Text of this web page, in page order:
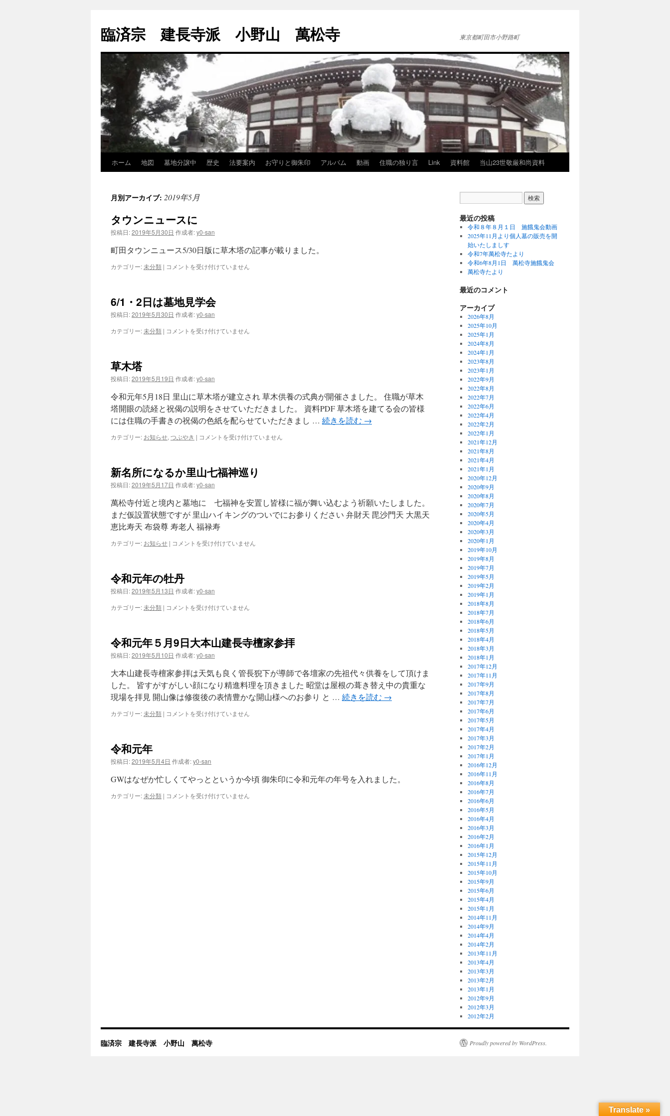
テ
ン
ッ
プ
臨済宗 建長寺派 小野山 萬松寺 東京都町田市小野路町
ホーム 地図 墓地分譲中 歴史 法要案内 お守りと御朱印 アルバム 動画 住職の独り言 Link 資料館 当山23世敬厳和尚資料
月別アーカイブ: 2019年5月
タウンニュースに
投稿日:2019年5月30日 作成者:y0-san
町田タウンニュース5/30日版に草木塔の記事が載りました。
カテゴリー:未分類 | タ
ュ
ー
ス
に
コメントを受け付けていません
6/1・2日は墓地見学会
投稿日:2019年5月30日 作成者:y0-san
カテゴリー:未分類 | 6/1・
地
見
学
会
は
コメントを受け付けていません
草木塔
投稿日:2019年5月19日 作成者:y0-san
令和元年5月18日 里山に草木塔が建立され 草木供養の式典が開催さました。 住職が草木
塔開眼の読経と祝偈の説明をさせていただきました。 資料PDF 草木塔を建てる会の皆様
には住職の手書きの祝偈の色紙を配らせていただきまし … 続きを読む →
カテゴリー: お知らせ, つぶやき | 草
コメントを受け付けていません
新名所になるか里山七福神巡り
投稿日:2019年5月17日 作成者:y0-san
萬松寺付近と境内と墓地に 七福神を安置し皆様に福が舞い込むよう祈願いたしました。
まだ仮設置状態ですが 里山ハイキングのついでにお参りください 弁財天 毘沙門天 大黒天
恵比寿天 布袋尊 寿老人 福禄寿
カテゴリー: お知らせ | 新
な
る
か
里
神
り
コメントを受け付けていません
令和元年の牡丹
投稿日:2019年5月13日 作成者:y0-san
カテゴリー:未分類 | 令
の
牡
丹
は
コメントを受け付けていません
令和元年５月9日大本山建長寺檀家参拝
投稿日:2019年5月10日 作成者:y0-san
大本山建長寺檀家参拝は天気も良く管長猊下が導師で各壇家の先祖代々供養をして頂けま
した。 皆すがすがしい顔になり精進料理を頂きました 昭堂は屋根の葺き替え中の貴重な
現場を拝見 開山像は修復後の表情豊かな開山様へのお参り と … 続きを読む →
カテゴリー:未分類 | 令
月
9
日
大
本
コメントを受け付けていません
令和元年
投稿日:2019年5月4日 作成者:y0-san
GWはなぜか忙しくてやっとというか今頃 御朱印に令和元年の年号を入れました。
カテゴリー:未分類 | 令
コメントを受け付けていません
最近の投稿
令和８年８月１日 施餓鬼会動画
2025年11月より個人墓の販売を開
始いたしましす
令和7年萬松寺たより
令和6年8月1日 萬松寺施餓鬼会
萬松寺たより
最近のコメント
アーカイブ
2026年8月
2025年10月
2025年1月
2024年8月
2024年1月
2023年8月
2023年1月
2022年9月
2022年8月
2022年7月
2022年6月
2022年4月
2022年2月
2022年1月
2021年12月
2021年8月
2021年4月
2021年1月
2020年12月
2020年9月
2020年8月
2020年7月
2020年5月
2020年4月
2020年3月
2020年1月
2019年10月
2019年8月
2019年7月
2019年5月
2019年2月
2019年1月
2018年8月
2018年7月
2018年6月
2018年5月
2018年4月
2018年3月
2018年1月
2017年12月
2017年11月
2017年9月
2017年8月
2017年7月
2017年6月
2017年5月
2017年4月
2017年3月
2017年2月
2017年1月
2016年12月
2016年11月
2016年8月
2016年7月
2016年6月
2016年5月
2016年4月
2016年3月
2016年2月
2016年1月
2015年12月
2015年11月
2015年10月
2015年9月
2015年6月
2015年4月
2015年1月
2014年11月
2014年9月
2014年4月
2014年2月
2013年11月
2013年4月
2013年3月
2013年2月
2013年1月
2012年9月
2012年3月
2012年2月
臨済宗 建長寺派 小野山 萬松寺 Proudly powered by WordPress.
Translate »